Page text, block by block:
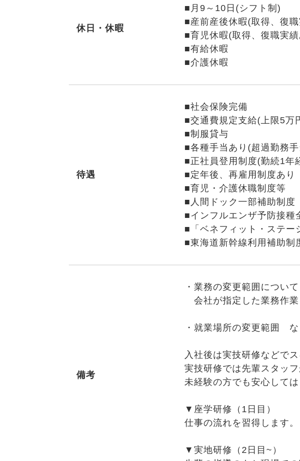
休日・休暇
■月9～10日(シフト制)
■産前産後休暇(取得、復
■育児休暇(取得、復職実
■有給休暇
■介護休暇
待遇
■社会保険完備
■交通費規定支給(上限5万
■制服貸与
■各種手当あり(超過勤務
■正社員登用制度(勤続1年
■定年後、再雇用制度あり
■育児・介護休職制度等
■人間ドック一部補助制度
■インフルエンザ予防接種
■「ベネフィット・ステー
■東海道新幹線利用補助制
備考
・業務の変更範囲について
会社が指定した業務作
・就業場所の変更範囲 な
入社後は実技研修などで
実技研修では先輩スタッ
未経験の方でも安心しては
▼座学研修（1日目）
仕事の流れを習得します。
▼実地研修（2日目~）